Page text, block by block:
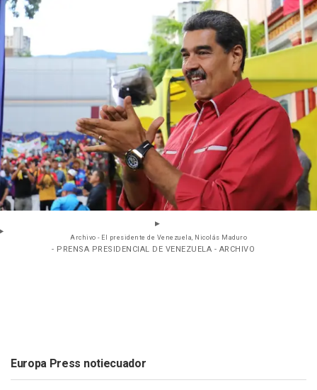
Archivo - El presidente de Venezuela, Nicolás Maduro
- PRENSA PRESIDENCIAL DE VENEZUELA - ARCHIVO
Europa Press notiecuador